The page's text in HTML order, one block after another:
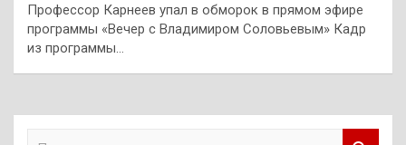
Профессор Карнеев упал в обморок в прямом эфире
программы «Вечер с Владимиром Соловьевым» Кадр
из программы…